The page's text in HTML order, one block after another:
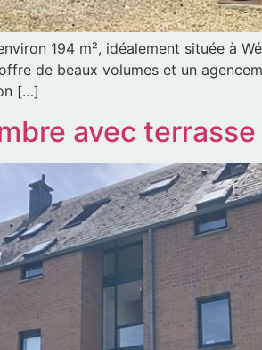
194 m², idéalement située à
de beaux volumes et un
[…]
avec